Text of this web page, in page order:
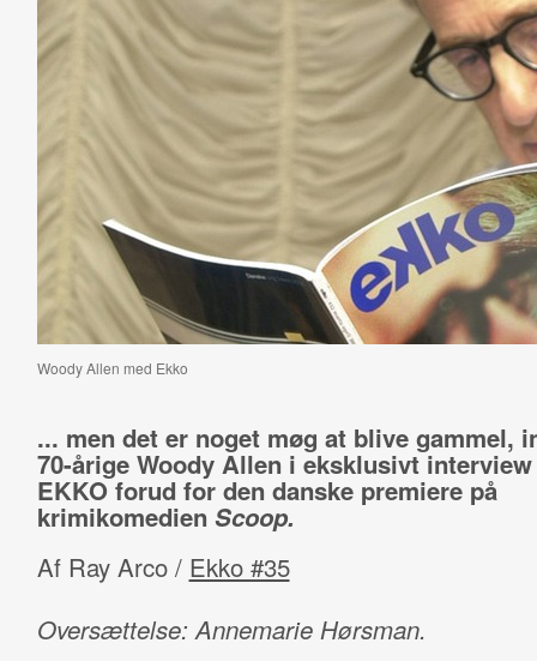
Woody Allen med Ekko
... men det er noget møg at blive gammel,
70-årige Woody Allen i eksklusivt
EKKO forud for den danske premiere på
krimikomedien Scoop.
Af Ray Arco / Ekko #35
Oversættelse: Annemarie Hørsman.